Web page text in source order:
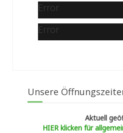
Error
Error
Unsere
Aktuell
HIER klicken für